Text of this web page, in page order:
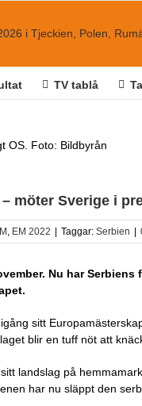
TV tablå
OS. Foto: Bildbyrån
möter Sverige i
, EM 2022 Taggar: Serbien
Nu har
sitt
blir en tuff nöt att
landslag på
har nu släppt den